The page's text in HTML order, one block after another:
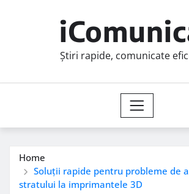
Știri rapide, comunicate
Home
Soluții rapide pentru probleme de
stratului la imprimantele 3D